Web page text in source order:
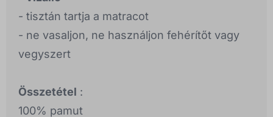
- tisztán tartja a matracot
- ne vasaljon, ne használjon fehérítőt vagy
vegyszert
Összetétel :
100% pamut